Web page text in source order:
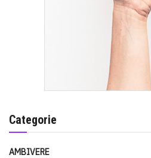
Categorie
AMBIVERE